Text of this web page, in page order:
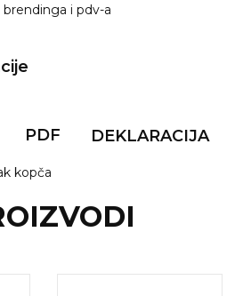
i pdv-a
PDF DEKLARACIJA
kopča